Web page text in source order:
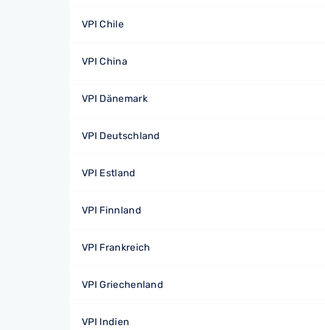
VPI Chile
VPI China
VPI Dänemark
VPI Deutschland
VPI Estland
VPI Finnland
VPI Frankreich
VPI Griechenland
VPI Indien